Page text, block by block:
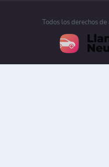
Todos los derechos